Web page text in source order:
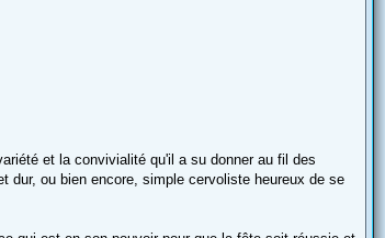
et la convivialité qu'il a su donner au fil des
dur, ou bien encore, simple cervoliste heureux de se